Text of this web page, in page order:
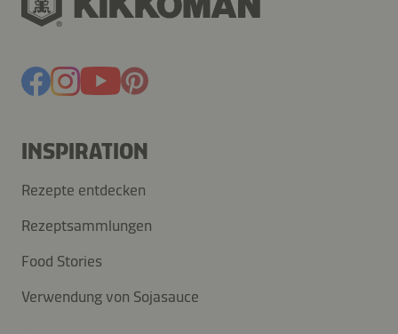
INSPIRATION
Rezepte entdecken
Rezeptsammlungen
Food Stories
Verwendung von Sojasauce